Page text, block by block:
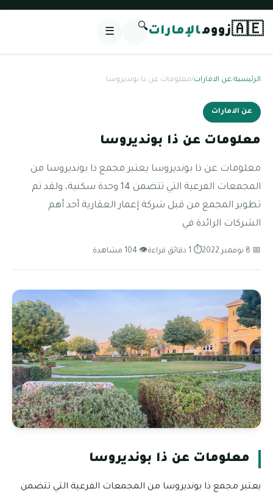
🇦🇪زوومالإمارات🔍
☰
الرئيسية/عن الامارات/معلومات عن ذا بونديروسا
عن الامارات
معلومات عن ذا بونديروسا
معلومات عن ذا بونديروسا يعتبر مجمع ذا بونديروسا من
المجمعات الفرعية التي تتضمن 14 وحدة سكنية، ولقد تم
تطوير المجمع من قبل شركة إعمار العقارية أحد أهم
الشركات الرائدة في
📅 8 نوفمبر 2022 ⏱ 1 دقائق قراءة 👁 104 مشاهدة
معلومات عن ذا بونديروسا
يعتبر مجمع ذا بونديروسا من المجمعات الفرعية التي تتضمن